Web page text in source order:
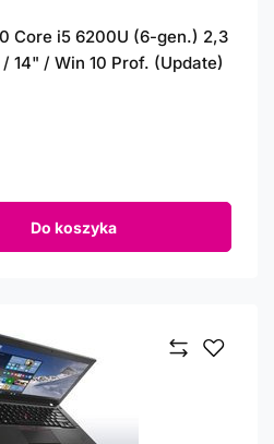
Core i5 6200U (6-gen.) 2,3
14" / Win 10 Prof. (Update)
Do koszyka